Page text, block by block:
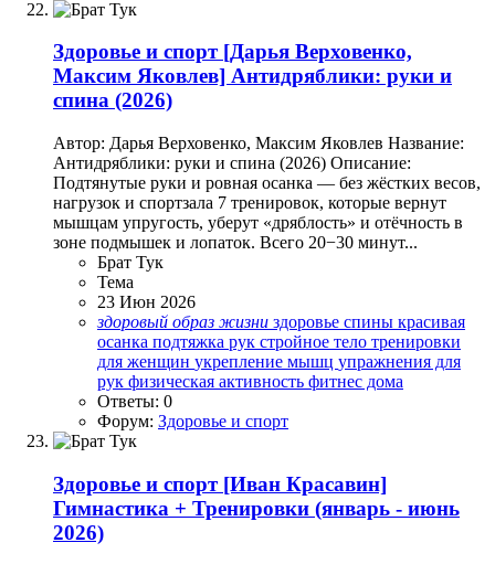
Здоровье и спорт [Дарья Верховенко,
Максим Яковлев] Антидряблики: руки и
спина (2026)
Автор: Дарья Верховенко, Максим Яковлев Название:
Антидряблики: руки и спина (2026) Описание:
Подтянутые руки и ровная осанка — без жёстких весов,
нагрузок и спортзала 7 тренировок, которые вернут
мышцам упругость, уберут «дряблость» и отёчность в
зоне подмышек и лопаток. Всего 20−30 минут...
Брат Тук
Тема
23 Июн 2026
здоровый образ жизни здоровье спины красивая
осанка подтяжка рук стройное тело тренировки
для женщин укрепление мышц упражнения для
рук физическая активность фитнес дома
Ответы: 0
Форум: Здоровье и спорт
Здоровье и спорт [Иван Красавин]
Гимнастика + Тренировки (январь - июнь
2026)